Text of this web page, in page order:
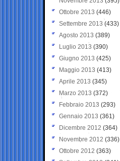
Ottobre 2013 (446)
Settembre 2013 (433)
Agosto 2013 (389)
Luglio 2013 (390)
Giugno 2013 (425)
Maggio 2013 (413)
Aprile 2013 (345)
Marzo 2013 (372)
Febbraio 2013 (293)
Gennaio 2013 (361)
Dicembre 2012 (364)
Novembre 2012 (336)
Ottobre 2012 (363)